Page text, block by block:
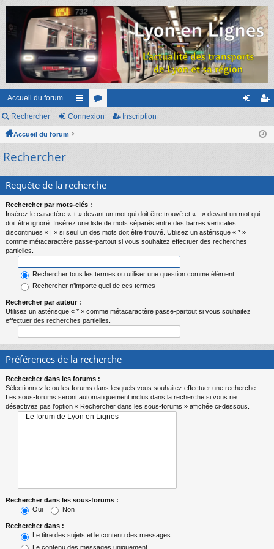
Accueil du forum
ac
s
or
cri
Rechercher Connexion Inscription
Accueil du forum
Rechercher
Requête de la recherche
Rechercher par mots-clés :
Insérez le caractère « + » devant un mot qui doit être trouvé et « - » devant un mot qui
doit être ignoré. Insérez une liste de mots séparés entre des barres verticales
discontinues « | » si seul un des mots doit être trouvé. Utilisez un astérisque « * »
comme métacaractère passe-partout si vous souhaitez effectuer des recherches
partielles.
Rechercher tous les termes ou utiliser une question comme élément
Rechercher n’importe quel de ces termes
Rechercher par auteur :
Utilisez un astérisque « * » comme métacaractère passe-partout si vous souhaitez
effectuer des recherches partielles.
Préférences de la recherche
Rechercher dans les forums :
Sélectionnez le ou les forums dans lesquels vous souhaitez effectuer une recherche.
Les sous-forums seront automatiquement inclus dans la recherche si vous ne
désactivez pas l’option « Rechercher dans les sous-forums » affichée ci-dessous.
Rechercher dans les sous-forums :
Oui
Non
Rechercher dans :
Le titre des sujets et le contenu des messages
Le contenu des messages uniquement